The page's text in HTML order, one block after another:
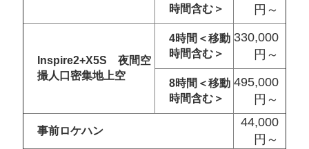
時間含む＞
円～
Inspire2+X5S 夜間空
撮人口密集地上空
4時間＜移動
時間含む＞
330,000
円～
8時間＜移動
時間含む＞
495,000
円～
事前ロケハン
44,000
円～